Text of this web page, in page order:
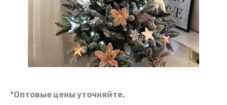
*Оптовые цены уточняйте.